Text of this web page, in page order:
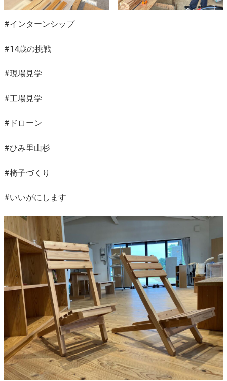
#インターンシップ
#14歳の挑戦
#現場見学
#工場見学
#ドローン
#ひみ里山杉
#椅子づくり
#いいがにします